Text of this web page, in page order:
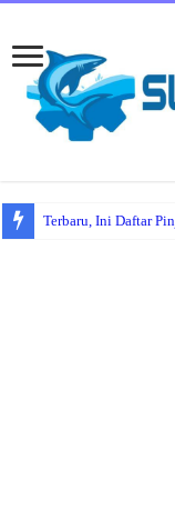
Terbaru, Ini Daftar